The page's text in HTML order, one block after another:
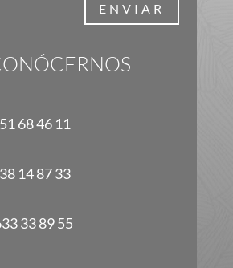
ENVIAR
68 46 11
14 87 33
33 89 55